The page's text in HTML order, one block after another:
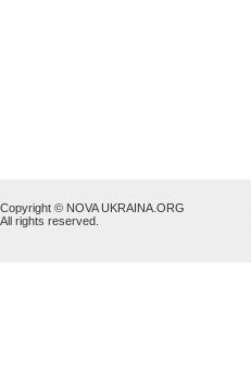
Copyright © NOVA UKRAINA.ORG
All rights reserved.